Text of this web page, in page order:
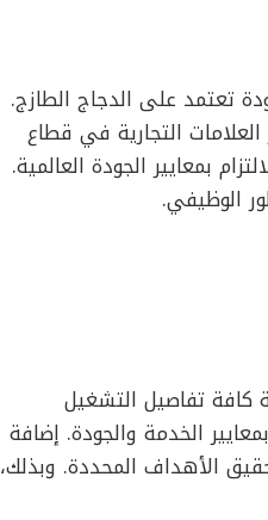
تعتمد على الدجاج الطازج.
التجارية في قطاع
بمعايير الجودة العالمية.
الوظيفي.
تفاصيل التشغيل
الخدمة والجودة. إضافة
الأهداف المحددة. وبذلك،